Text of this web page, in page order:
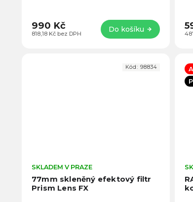
818,18 Kč bez DPH
990 Kč Do košíku
77mm skleněný efektový filtr
Prism Lens FX
produktu
SKLADEM V PRAZE
Kód: 98834